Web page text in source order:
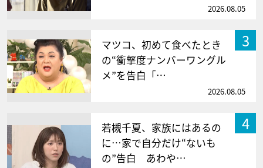
2026.08.05
3
マツコ、初めて食べたとき
の“衝撃度ナンバーワングル
メ”を告白「…
2026.08.05
4
若槻千夏、家族にはあるの
に…家で自分だけ“ないも
の”告白 あわや…